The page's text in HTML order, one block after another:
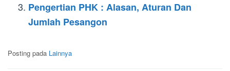
Pengertian PHK : Alasan, Aturan Dan
Jumlah Pesangon
Posting pada Lainnya